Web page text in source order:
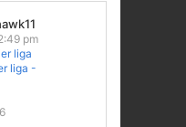
pm
liga
liga -